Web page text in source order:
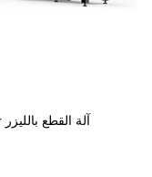
آلة القطع بالليزر RTC-12036M 3 Chucks Tubeeber